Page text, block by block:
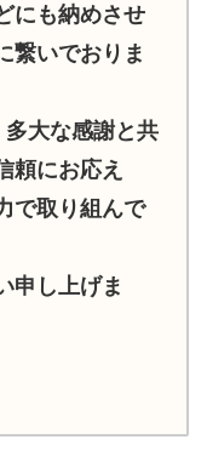
にも納めさせ
繋いでおりま
大な感謝と共
頼にお応え
で取り組んで
申し上げま